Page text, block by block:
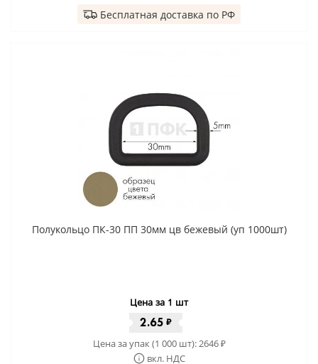
Бесплатная доставка по РФ
Полукольцо ПК-30 ПП 30мм цв бежевый (уп 1000шт)
Цена за 1 шт
2.65 ₽
Цена за упак (1 000 шт): 2646₽
вкл. НДС